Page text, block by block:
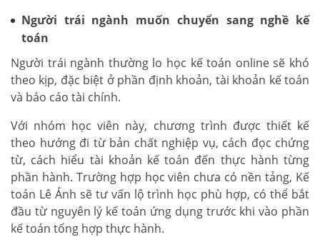
Người trái ngành muốn chuyển sang nghề kế
toán
Người trái ngành thường lo học kế toán online sẽ khó
theo kịp, đặc biệt ở phần định khoản, tài khoản kế toán
và báo cáo tài chính.
Với nhóm học viên này, chương trình được thiết kế
theo hướng đi từ bản chất nghiệp vụ, cách đọc chứng
từ, cách hiểu tài khoản kế toán đến thực hành từng
phần hành. Trường hợp học viên chưa có nền tảng, Kế
toán Lê Ánh sẽ tư vấn lộ trình học phù hợp, có thể bắt
đầu từ nguyên lý kế toán ứng dụng trước khi vào phần
kế toán tổng hợp thực hành.